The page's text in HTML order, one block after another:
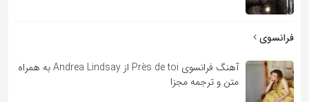
فرانسوی
آهنگ فرانسوی Près de toi از Andrea Lindsay به همراه
متن و ترجمه مجزا